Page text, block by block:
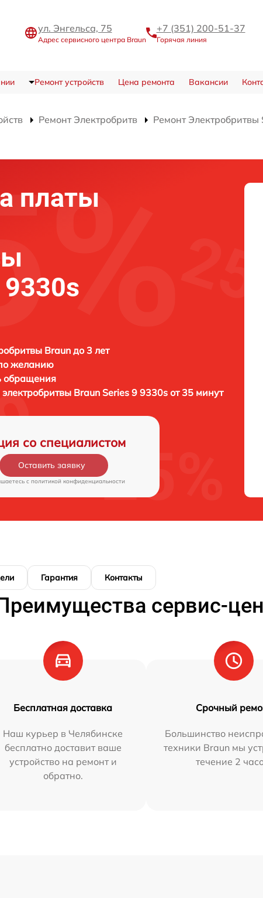
ул. Энгельса, 75
Адрес сервисного центра Braun
+7 (351) 200-51-37
Горячая линия
Ремонт устройств Цена ремонта Вакансии
Ремонт Электробритв
Ремонт Электробритвы
платы
9330s
Braun до 3 лет
желанию
обращения
Braun Series 9 9330s от 35 минут
со специалистом
Оставить заявку
c политикой конфиденциальности
Гарантия Контакты
сервис-
Бесплатная доставка
Наш курьер в Челябинске
бесплатно доставит ваше
устройство на ремонт и
обратно.
Срочный
Большинство
техники Braun мы
течение 2